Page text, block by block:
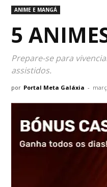
ANIME E MANGÁ
5
Prepare-se para
assistidos.
por Portal Meta Galáxia -